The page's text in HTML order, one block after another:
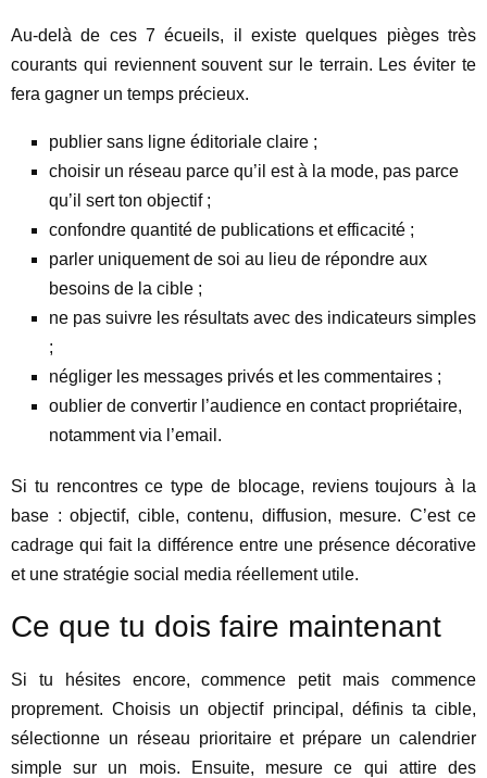
Au-delà de ces 7 écueils, il existe quelques pièges très
courants qui reviennent souvent sur le terrain. Les éviter te
fera gagner un temps précieux.
publier sans ligne éditoriale claire ;
choisir un réseau parce qu’il est à la mode, pas parce
qu’il sert ton objectif ;
confondre quantité de publications et efficacité ;
parler uniquement de soi au lieu de répondre aux
besoins de la cible ;
ne pas suivre les résultats avec des indicateurs simples
;
négliger les messages privés et les commentaires ;
oublier de convertir l’audience en contact propriétaire,
notamment via l’email.
Si tu rencontres ce type de blocage, reviens toujours à la
base : objectif, cible, contenu, diffusion, mesure. C’est ce
cadrage qui fait la différence entre une présence décorative
et une stratégie social media réellement utile.
Ce que tu dois faire maintenant
Si tu hésites encore, commence petit mais commence
proprement. Choisis un objectif principal, définis ta cible,
sélectionne un réseau prioritaire et prépare un calendrier
simple sur un mois. Ensuite, mesure ce qui attire des